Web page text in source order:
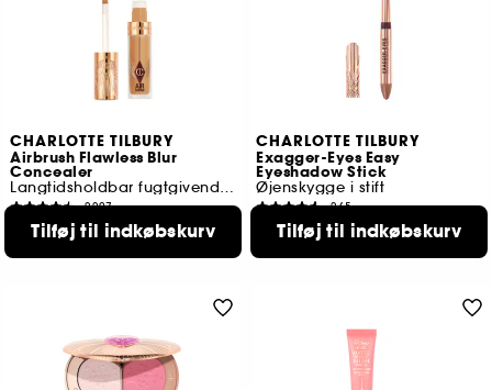
CHARLOTTE TILBURY
Airbrush Flawless Blur
Concealer
Langtidsholdbar fugtgivende korrektionspen
2207
295,00 KR
Tilføj til indkøbskurv
CHARLOTTE TILBURY
Exagger-Eyes Easy
Eyeshadow Stick
Øjenskygge i stift
265
309,00 KR
Tilføj til indkøbskurv